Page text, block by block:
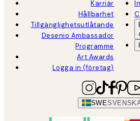
Karriär
Hållbarhet
Tillgänglighetsutlåtande
Desenio Ambassador
Programme
Art Awards
Logga in (företag)
SWE